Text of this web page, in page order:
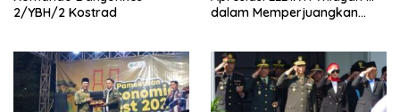
2/YBH/2 Kostrad
dalam Memperjuangkan